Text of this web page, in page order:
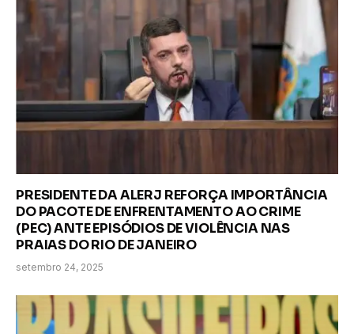
PRESIDENTE DA ALERJ REFORÇA IMPORTÂNCIA
DO PACOTE DE ENFRENTAMENTO AO CRIME
(PEC) ANTE EPISÓDIOS DE VIOLÊNCIA NAS
PRAIAS DO RIO DE JANEIRO
setembro 24, 2025